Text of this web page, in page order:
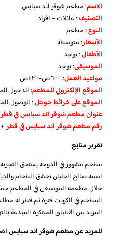
الاسم: مطعم شوقر اند سبايس
التصنيف: عائلات – افراد
النوع :مطعم
الأسعار:متوسطة
الأطفال:يوجد
الموسيقى:يوجد
مواعيد العمل:، ٦:٠٠ص–١:٣٠ص
الموقع الإلكتروني للمطعم:للدخول
الموقع على خرائط جوجل: للوصول
عنوان مطعم شوقر اند سبايس في قطر
رقم مطعم شوقر اند سبايس في قطر+97440389668
تقرير متابع
مطعم مشهور في الدوحة يستحق
اسمه صالح العليان يعشق الطعام
خلال مطعمه الموسيقى في المطعم
المطعم في الكويت فترة ثم قطر له
المزيد من الأطباق المبتكرة المبدعة
للمزيد عن مطعم شوقر اند سبايس